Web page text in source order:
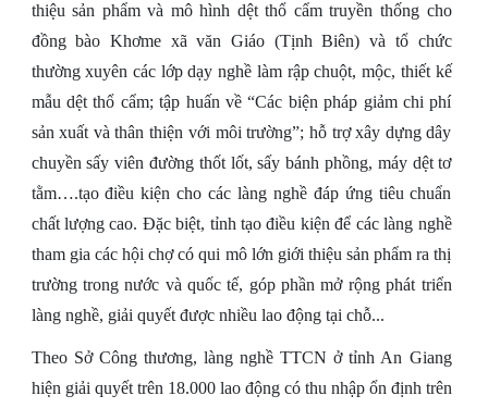
thiệu sản phẩm và mô hình dệt thổ cẩm truyền thống cho
đồng bào Khơme xã văn Giáo (Tịnh Biên) và tổ chức
thường xuyên các lớp dạy nghề làm rập chuột, mộc, thiết kế
mẫu dệt thổ cẩm; tập huấn về “Các biện pháp giảm chi phí
sản xuất và thân thiện với môi trường”; hỗ trợ xây dựng dây
chuyền sấy viên đường thốt lốt, sấy bánh phồng, máy dệt tơ
tằm….tạo điều kiện cho các làng nghề đáp ứng tiêu chuẩn
chất lượng cao. Đặc biệt, tỉnh tạo điều kiện để các làng nghề
tham gia các hội chợ có qui mô lớn giới thiệu sản phẩm ra thị
trường trong nước và quốc tế, góp phần mở rộng phát triển
làng nghề, giải quyết được nhiều lao động tại chỗ...
Theo Sở Công thương, làng nghề TTCN ở tỉnh An Giang
hiện giải quyết trên 18.000 lao động có thu nhập ổn định trên